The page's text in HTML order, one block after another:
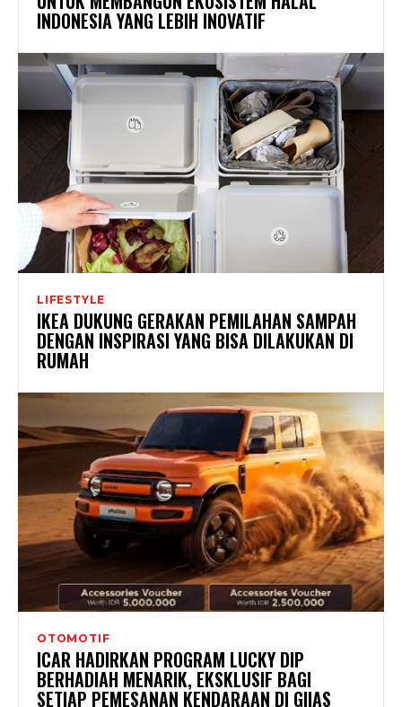
INDONESIA YANG LEBIH INOVATIF
LIFESTYLE
IKEA DUKUNG GERAKAN PEMILAHAN SAMPAH
DENGAN INSPIRASI YANG BISA DILAKUKAN DI
RUMAH
OTOMOTIF
ICAR HADIRKAN PROGRAM LUCKY DIP
BERHADIAH MENARIK, EKSKLUSIF BAGI
SETIAP PEMESANAN KENDARAAN DI GIIAS